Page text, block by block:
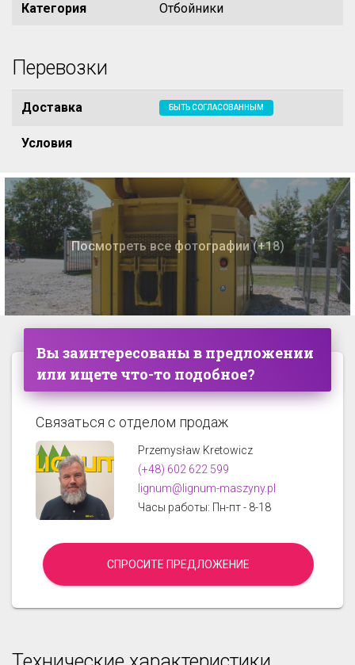
Категория Отбойники
Перевозки
Доставка БЫТЬ СОГЛАСОВАННЫМ
Условия
Посмотреть все фотографии (+18)
Вы заинтересованы в предложении
или ищете что-то подобное?
Связаться с отделом продаж
Przemysław Kretowicz
(+48) 602 622 599
lignum@lignum-maszyny.pl
Часы работы: Пн-пт - 8-18
СПРОСИТЕ ПРЕДЛОЖЕНИЕ